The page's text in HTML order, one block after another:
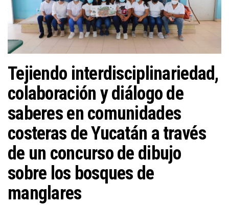
c
Tejiendo interdisciplinariedad,
colaboración y diálogo de
saberes en comunidades
costeras de Yucatán a través
de un concurso de dibujo
sobre los bosques de
manglares